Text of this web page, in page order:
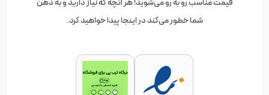
شما خطور می‌کند در اینجا پیدا خواهید کرد.